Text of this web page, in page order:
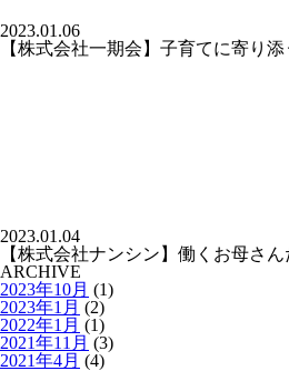
2023.01.06
【株式会社一期会】子育てに寄
2023.01.04
【株式会社ナンシン】働くお母さ
ARCHIVE
2023年10月 (1)
2023年1月 (2)
2022年1月 (1)
2021年11月 (3)
2021年4月 (4)